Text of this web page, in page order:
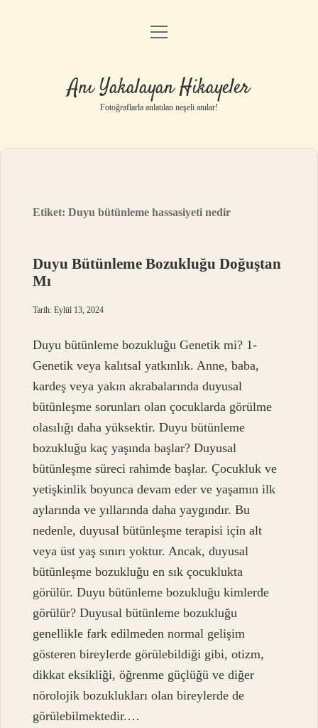
Anasayfa
Yasal Uyarı
menüyü
Anı Yakalayan Hikayeler
Fotoğraflarla anlatılan neşeli anılar!
Etiket:Duyu bütünleme hassasiyeti nedir
Duyu Bütünleme Bozukluğu Doğuştan
Mı
Tarih: Eylül 13, 2024
Duyu bütünleme bozukluğu Genetik mi? 1-
Genetik veya kalıtsal yatkınlık. Anne, baba,
kardeş veya yakın akrabalarında duyusal
bütünleşme sorunları olan çocuklarda görülme
olasılığı daha yüksektir. Duyu bütünleme
bozukluğu kaç yaşında başlar? Duyusal
bütünleşme süreci rahimde başlar. Çocukluk ve
yetişkinlik boyunca devam eder ve yaşamın ilk
aylarında ve yıllarında daha yaygındır. Bu
nedenle, duyusal bütünleşme terapisi için alt
veya üst yaş sınırı yoktur. Ancak, duyusal
bütünleşme bozukluğu en sık çocuklukta
görülür. Duyu bütünleme bozukluğu kimlerde
görülür? Duyusal bütünleme bozukluğu
genellikle fark edilmeden normal gelişim
gösteren bireylerde görülebildiği gibi, otizm,
dikkat eksikliği, öğrenme güçlüğü ve diğer
nörolojik bozuklukları olan bireylerde de
görülebilmektedir.…